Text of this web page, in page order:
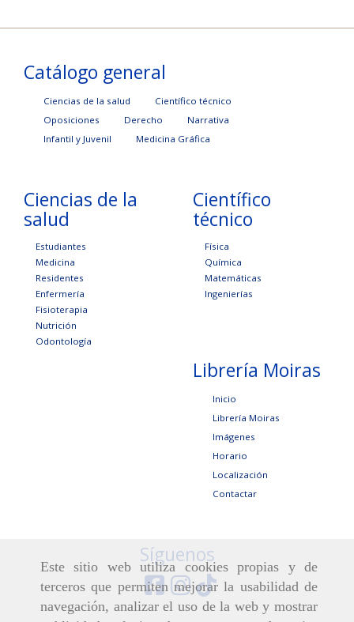
Este sitio web utiliza cookies propias y de
terceros que permiten mejorar la usabilidad de
navegación, analizar el uso de la web y mostrar
Catálogo general
Ciencias de la salud
Científico técnico
Oposiciones
Derecho
Narrativa
Infantil y Juvenil
Medicina Gráfica
Ciencias de la
salud
Estudiantes
Medicina
Residentes
Enfermería
Fisioterapia
Nutrición
Odontología
Científico
técnico
Física
Química
Matemáticas
Ingenierías
Librería Moiras
Inicio
Librería Moiras
Imágenes
Horario
Localización
Contactar
Síguenos